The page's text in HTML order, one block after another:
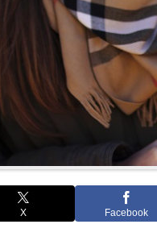
X Facebook